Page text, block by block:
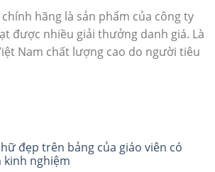
hãng là sản phẩm của công ty
được nhiều giải thưởng danh giá. Là
Nam chất lượng cao do người tiêu
đẹp trên bảng của giáo viên có
kinh nghiệm